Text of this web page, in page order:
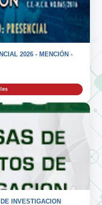
2026 - MENCIÓN -
INVESTIGACION